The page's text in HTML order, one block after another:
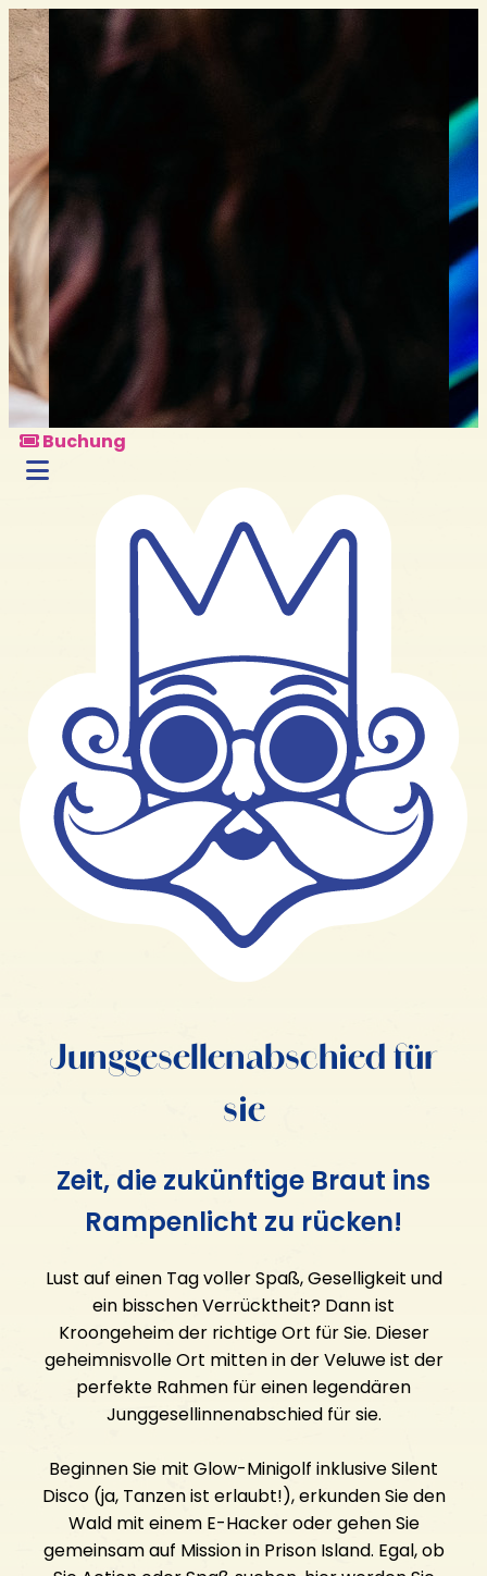
Buchung
Gefängnisinsel Veluwe
Glühender Miniaturgolf
MINI Cooper Tour
Eisstockschießen
Bogenschießen & Luftgewehrschießen
FÜR WEN?
Familienausflug
Junggesellenabschied für ihn
Junggesellenabschied für sie
Ausflug der Freunde
Betriebsausflug
Kontakt aufnehmen
Die Öffnungszeiten
FAQ
Junggesellenabschied für
sie
Zeit, die zukünftige Braut ins
Rampenlicht zu rücken!
Lust auf einen Tag voller Spaß, Geselligkeit und
ein bisschen Verrücktheit? Dann ist
Kroongeheim der richtige Ort für Sie. Dieser
geheimnisvolle Ort mitten in der Veluwe ist der
perfekte Rahmen für einen legendären
Junggesellinnenabschied für sie.
Beginnen Sie mit Glow-Minigolf inklusive Silent
Disco (ja, Tanzen ist erlaubt!), erkunden Sie den
Wald mit einem E-Hacker oder gehen Sie
gemeinsam auf Mission in Prison Island. Egal, ob